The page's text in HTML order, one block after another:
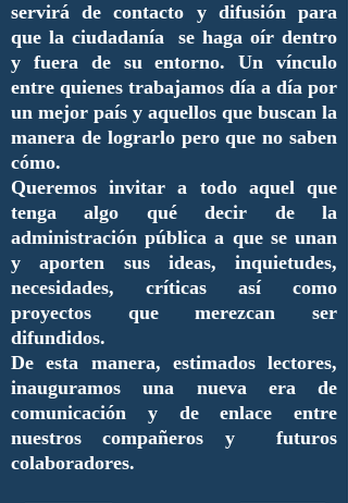
servirá de contacto y difusión para
que la ciudadanía se haga oír dentro
y fuera de su entorno. Un vínculo
entre quienes trabajamos día a día por
un mejor país y aquellos que buscan la
manera de lograrlo pero que no saben
cómo.
Queremos invitar a todo aquel que
tenga algo qué decir de la
administración pública a que se unan
y aporten sus ideas, inquietudes,
necesidades, críticas así como
proyectos que merezcan ser
difundidos.
De esta manera, estimados lectores,
inauguramos una nueva era de
comunicación y de enlace entre
nuestros compañeros y futuros
colaboradores.